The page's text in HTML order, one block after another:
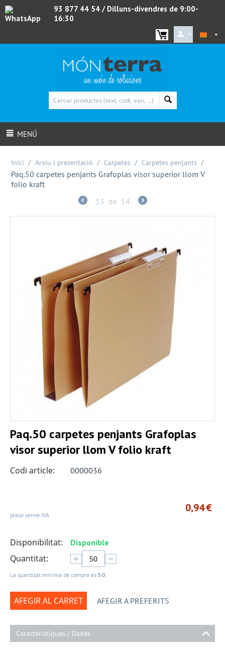
WhatsApp
93 877 44 54 / Dilluns-divendres de 9:00-
16:30
MENÚ
Inici / Arxiu i presentació / Carpetes / Carpetes penjants /
Paq.50 carpetes penjants Grafoplas visor superior llom V
folio kraft
13 de 14
Paq.50 carpetes penjants Grafoplas
visor superior llom V folio kraft
Codi article: 0000036
0,94€
preus sense IVA
Disponibilitat: Disponible
Quantitat: + −
La quantitat mínima de compra és 50.
AFEGIR AL CARRET AFEGIR A PREFERITS
Característiques / Dades